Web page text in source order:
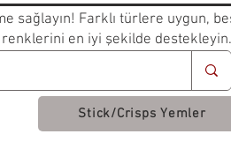
sağlayın! Farklı türlere uygun,
renklerini en iyi şekilde destekleyin.
Stick/Crisps Yemler